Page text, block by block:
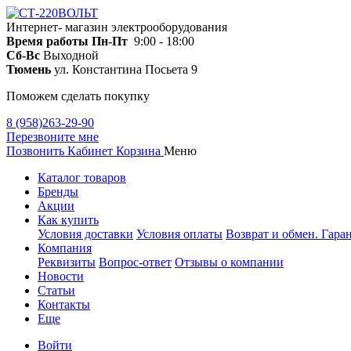
Интернет- магазин электрооборудования
Время работы Пн-Пт 9:00 - 18:00
Сб-Вс Выходной
Тюмень ул. Константина Посьета 9
Поможем сделать покупку
8 (958)263-29-90
Перезвоните мне
Позвонить Кабинет Корзина Меню
Каталог товаров
Бренды
Акции
Как купить
Условия доставки Условия оплаты Возврат и обмен.
Компания
Реквизиты Вопрос-ответ Отзывы о компании
Новости
Статьи
Контакты
Еще
Войти